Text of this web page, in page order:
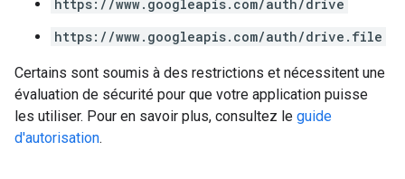
https://www.googleapis.com/auth/drive
https://www.googleapis.com/auth/drive.file
Certains sont soumis à des restrictions et nécessitent une
évaluation de sécurité pour que votre application puisse
les utiliser. Pour en savoir plus, consultez le guide
d'autorisation.